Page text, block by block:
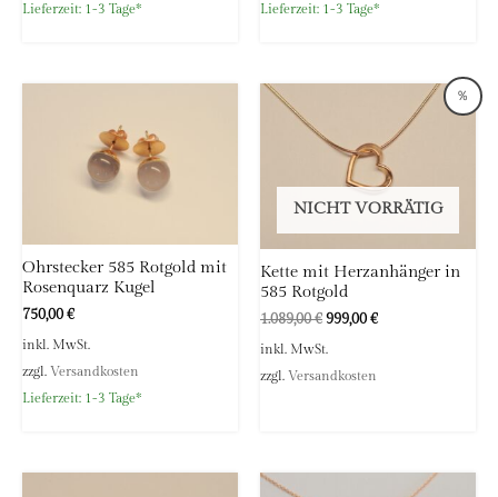
Lieferzeit: 1-3 Tage*
Lieferzeit: 1-3 Tage*
Ohrstecker 585 Rotgold mit
Rosenquarz Kugel
750,00€
inkl. MwSt.
zzgl. Versandkosten
Lieferzeit: 1-3 Tage*
％
NICHT VORRÄTIG
Kette mit Herzanhänger in
585 Rotgold
1.089,00€Ursprünglicher
war:
1.089,00 €
999,00€Aktueller
inkl. MwSt.
zzgl. Versandkosten